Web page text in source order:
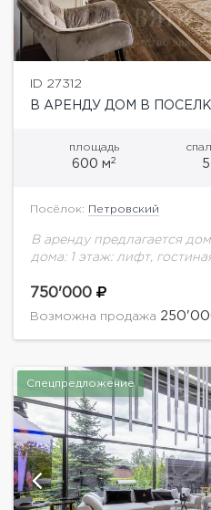
ID 27312
В АРЕНДУ ДОМ В
площадь
600 м2 5
Посёлок: Петровский
В аренду предлагается
дома: 1 этаж: лифт,
гараж на 2 м/м, с/у
750'000
Возможна продажа
Спецпредложение